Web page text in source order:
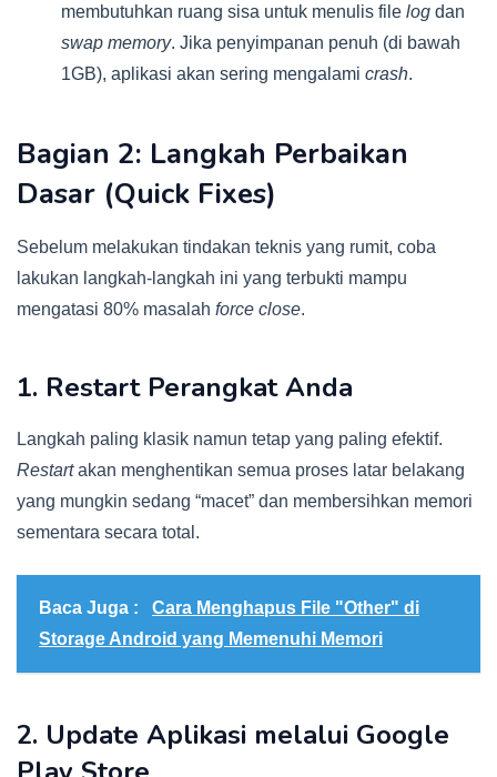
membutuhkan ruang sisa untuk menulis file log dan
swap memory. Jika penyimpanan penuh (di bawah
1GB), aplikasi akan sering mengalami crash.
Bagian 2: Langkah Perbaikan
Dasar (Quick Fixes)
Sebelum melakukan tindakan teknis yang rumit, coba
lakukan langkah-langkah ini yang terbukti mampu
mengatasi 80% masalah force close.
1. Restart Perangkat Anda
Langkah paling klasik namun tetap yang paling efektif.
Restartakan menghentikan semua proses latar belakang
yang mungkin sedang “macet” dan membersihkan memori
sementara secara total.
Baca Juga :
Cara Menghapus File "Other" di
Storage Android yang Memenuhi Memori
2. Update Aplikasi melalui Google